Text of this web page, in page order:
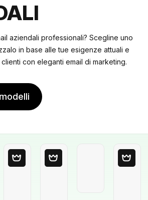
aziendali professionali? Scegline uno
in base alle tue esigenze attuali e
con eleganti email di marketing.